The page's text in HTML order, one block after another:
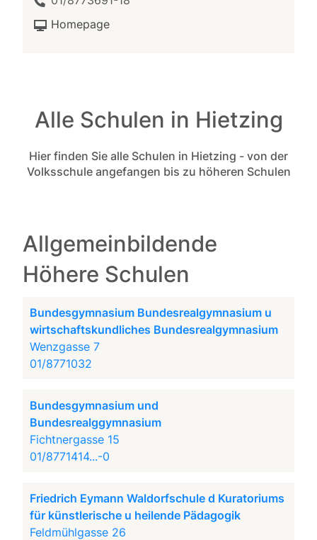
Homepage
Alle Schulen in Hietzing
Hier finden Sie alle Schulen in Hietzing - von der
Volksschule angefangen bis zu höheren Schulen
Allgemeinbildende
Höhere Schulen
Bundesgymnasium Bundesrealgymnasium u
wirtschaftskundliches Bundesrealgymnasium
Wenzgasse 7
01/8771032
Bundesgymnasium und
Bundesrealggymnasium
Fichtnergasse 15
01/8771414...-0
Friedrich Eymann Waldorfschule d Kuratoriums
für künstlerische u heilende Pädagogik
Feldmühlgasse 26